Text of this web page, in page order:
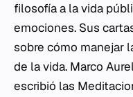
filosofía a la vida
emociones. Sus
sobre cómo manejar
de la vida. Marco
escribió las